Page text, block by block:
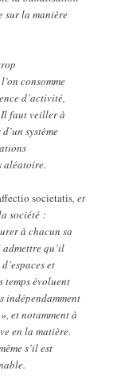
sur la manière
consomme
d’activité,
Il faut veiller à
système
aléatoire.
societatis, et
société :
à chacun sa
qu’il
et
temps évoluent
indépendamment
et notamment à
en la matière.
s’il est